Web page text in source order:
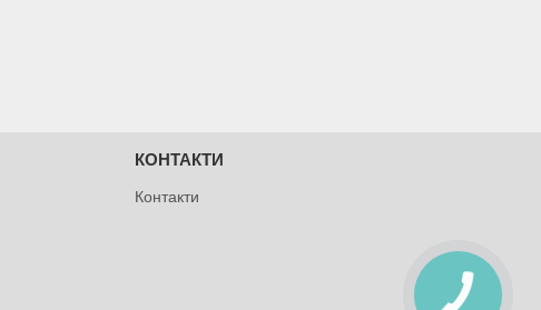
КОНТАКТИ
Контакти